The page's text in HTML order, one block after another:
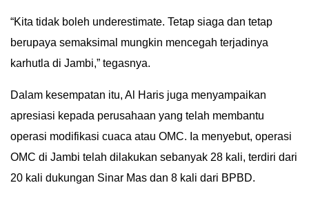
“Kita tidak boleh underestimate. Tetap siaga dan tetap
berupaya semaksimal mungkin mencegah terjadinya
karhutla di Jambi,” tegasnya.
Dalam kesempatan itu, Al Haris juga menyampaikan
apresiasi kepada perusahaan yang telah membantu
operasi modifikasi cuaca atau OMC. Ia menyebut, operasi
OMC di Jambi telah dilakukan sebanyak 28 kali, terdiri dari
20 kali dukungan Sinar Mas dan 8 kali dari BPBD.